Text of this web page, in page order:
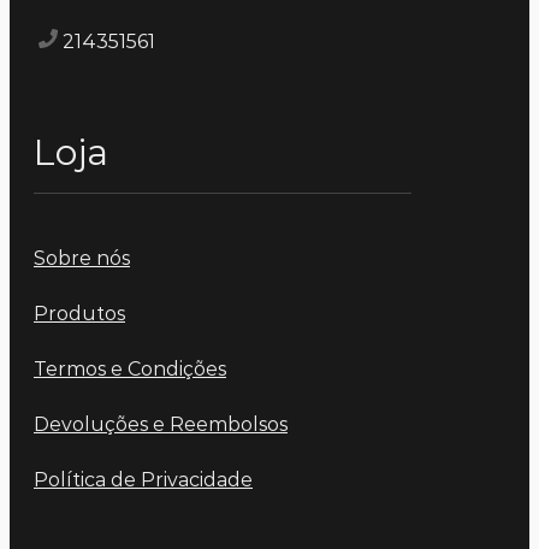
214351561
Loja
Sobre nós
Produtos
Termos e Condições
Devoluções e Reembolsos
Política de Privacidade